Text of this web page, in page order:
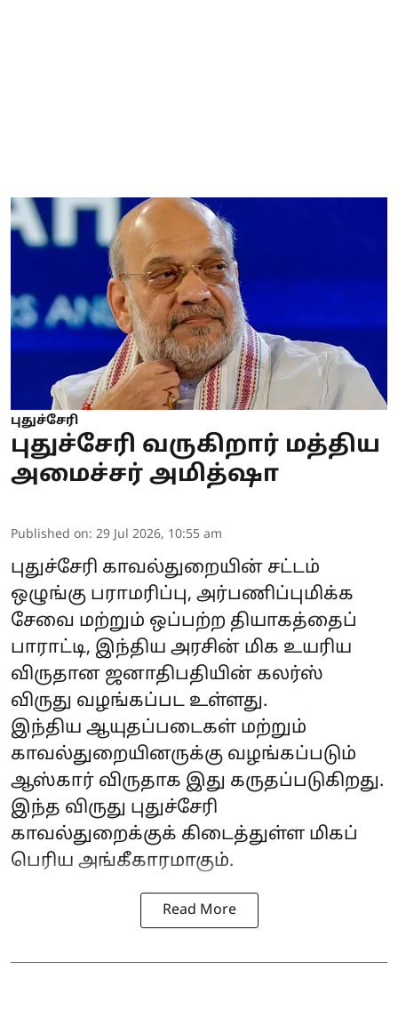
புதுச்சேரி
புதுச்சேரி வருகிறார் மத்திய
அமைச்சர் அமித்ஷா
Published on: 29 Jul 2026, 10:55 am
புதுச்சேரி காவல்துறையின் சட்டம்
ஒழுங்கு பராமரிப்பு, அர்பணிப்புமிக்க
சேவை மற்றும் ஒப்பற்ற தியாகத்தைப்
பாராட்டி, இந்திய அரசின் மிக உயரிய
விருதான ஜனாதிபதியின் கலர்ஸ்
விருது வழங்கப்பட உள்ளது.
இந்திய ஆயுதப்படைகள் மற்றும்
காவல்துறையினருக்கு வழங்கப்படும்
ஆஸ்கார் விருதாக இது கருதப்படுகிறது.
இந்த விருது புதுச்சேரி
காவல்துறைக்குக் கிடைத்துள்ள மிகப்
பெரிய அங்கீகாரமாகும்.
Read More